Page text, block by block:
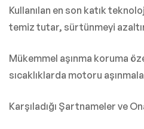
Kullanılan en son katık
temiz tutar, sürtünmeyi
Mükemmel aşınma koruma
sıcaklıklarda motoru
Karşıladığı Şartnameler ve